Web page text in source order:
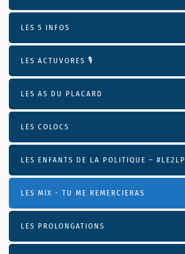
LES 5 INFOS
LES ACTUVORES 🎙
LES AS DU PLACARD
LES COLOCS
LES ENFANTS DE LA POLITIQUE – #LE2LP
LES MIX - TU ME REMERCIERAS
LES PROLONGATIONS